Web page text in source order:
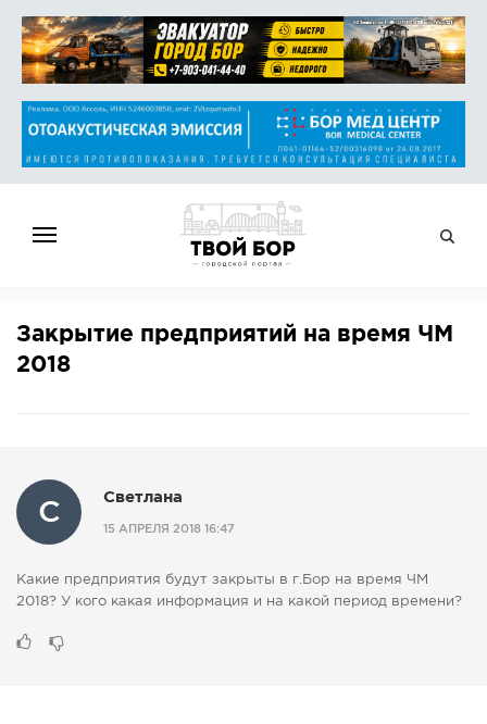
НОВОСТИ
КОНКУРСЫ
Закрытие предприятий на время ЧМ
2018
С
Светлана
15 АПРЕЛЯ 2018 16:47
Какие предприятия будут закрыты в г.Бор на время ЧМ
2018? У кого какая информация и на какой период времени?